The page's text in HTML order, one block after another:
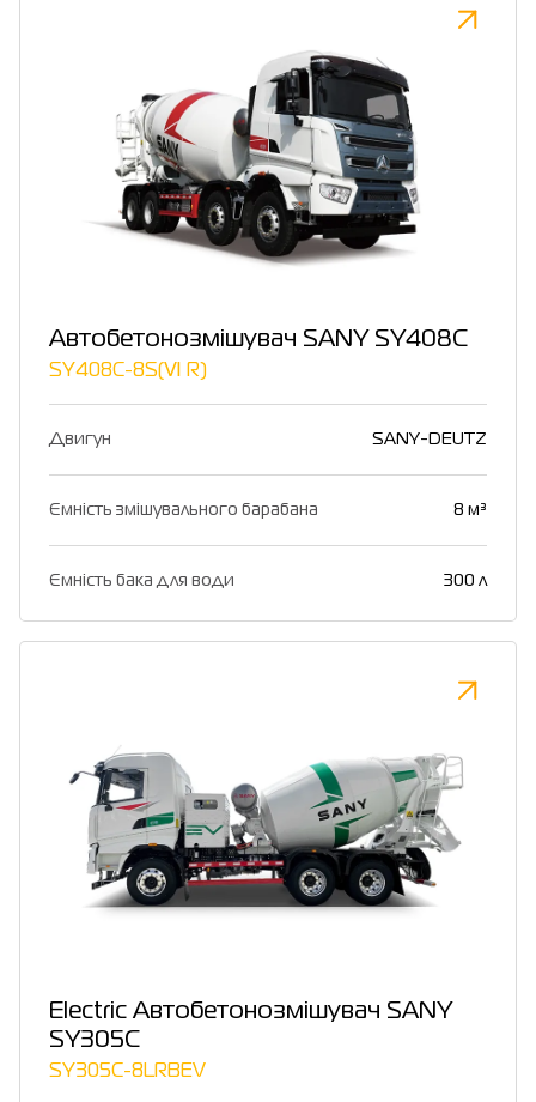
Автобетонозмішувач SANY SY408C
SY408C-8S(Ⅵ R)
Двигун SANY-DEUTZ
Ємність змішувального барабана 8 м³
Ємність бака для води 300 л
Electric Автобетонозмішувач SANY
SY305C
SY305C-8LRBEV